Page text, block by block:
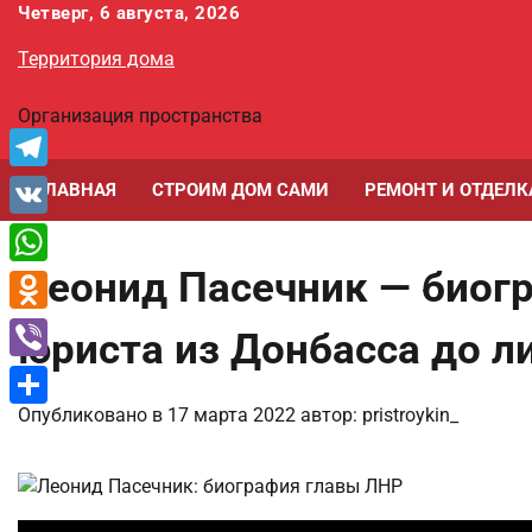
Перейти
содержимому
Четверг, 6 августа, 2026
Территория дома
Организация пространства
ГЛАВНАЯ СТРОИМ ДОМ САМИ РЕМОНТ И
Леонид Пасечник —
юриста из Донбасса до
Опубликовано в 17 марта 2022 автор: pristroykin_
Telegram
VK
WhatsApp
Odnoklassniki
Viber
Отправить